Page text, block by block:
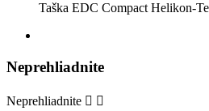
Taška EDC Compact Helikon-
Neprehliadnite
Neprehliadnite  